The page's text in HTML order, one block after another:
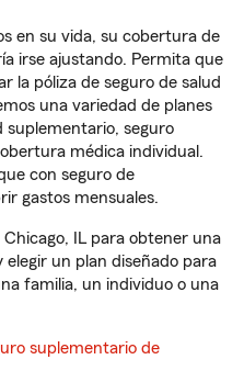
en su vida, su cobertura de
irse ajustando. Permita que
la póliza de seguro de salud
una variedad de planes
suplementario, seguro
médica individual.
con seguro de
gastos mensuales.
Chicago, IL para obtener una
un plan diseñado para
familia, un individuo o una
suplementario de